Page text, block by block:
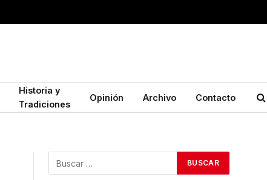
Historia y
Tradiciones
Opinión Archivo Contacto